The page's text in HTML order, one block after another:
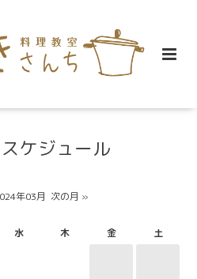
ケジュール
年03月 次の月 »
水 木 金 土